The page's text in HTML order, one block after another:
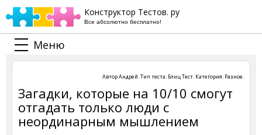
Конструктор Тестов. ру
Все абсолютно бесплатно!
Меню
АвторАндрей. Тип теста: Блиц Тест. Категория: Разное.
Загадки, которые на 10/10 смогут
отгадать только люди с
неординарным мышлением